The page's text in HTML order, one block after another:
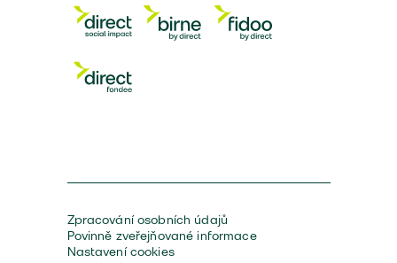
Zpracování osobních údajů
Povinně zveřejňované informace
Nastavení cookies